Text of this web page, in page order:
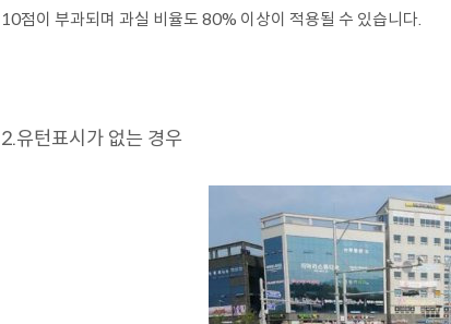
10점이 부과되며 과실 비율도 80% 이상이 적용될 수 있습니다.
2.유턴표시가 없는 경우